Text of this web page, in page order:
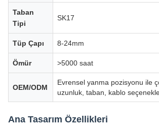
Taban
Tipi
SK17
Tüp Çapı 8-24mm
Ömür >5000 saat
OEM/ODM
Evrensel yanma pozisyonu ile
uzunluk, taban, kablo
Ana Tasarım Özellikleri